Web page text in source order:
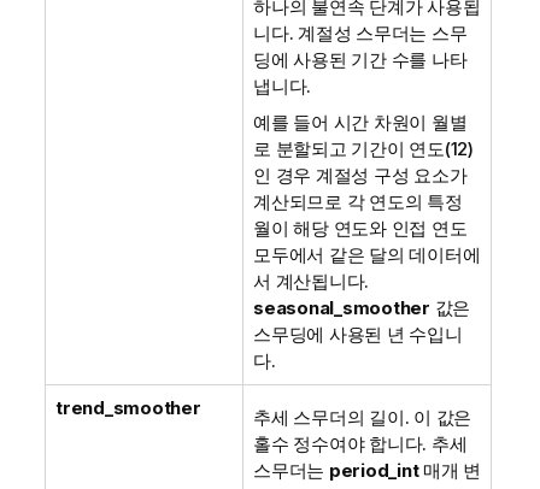
하나의 불연속 단계가 사용됩
니다. 계절성 스무더는 스무
딩에 사용된 기간 수를 나타
냅니다.
예를 들어 시간 차원이 월별
로 분할되고 기간이 연도(12)
인 경우 계절성 구성 요소가
계산되므로 각 연도의 특정
월이 해당 연도와 인접 연도
모두에서 같은 달의 데이터에
서 계산됩니다.
seasonal_smoother 값은
스무딩에 사용된 년 수입니
다.
trend_smoother
추세 스무더의 길이. 이 값은
홀수 정수여야 합니다. 추세
스무더는 period_int매개 변